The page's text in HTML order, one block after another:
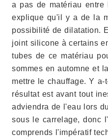
a pas de matériau
explique qu'il y a de la
possibilité de dilatation.
joint silicone à certains
tubes de ce matériau
sommes en automne et
mettre le chauffage. Y
résultat est avant tout
adviendra de l'eau lors
sous le carrelage, donc
comprends l'impératif